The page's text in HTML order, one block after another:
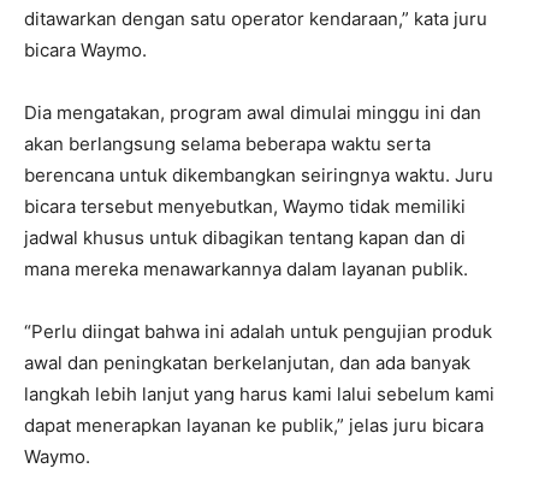
ditawarkan dengan satu operator kendaraan,” kata juru
bicara Waymo.
Dia mengatakan, program awal dimulai minggu ini dan
akan berlangsung selama beberapa waktu serta
berencana untuk dikembangkan seiringnya waktu. Juru
bicara tersebut menyebutkan, Waymo tidak memiliki
jadwal khusus untuk dibagikan tentang kapan dan di
mana mereka menawarkannya dalam layanan publik.
“Perlu diingat bahwa ini adalah untuk pengujian produk
awal dan peningkatan berkelanjutan, dan ada banyak
langkah lebih lanjut yang harus kami lalui sebelum kami
dapat menerapkan layanan ke publik,” jelas juru bicara
Waymo.